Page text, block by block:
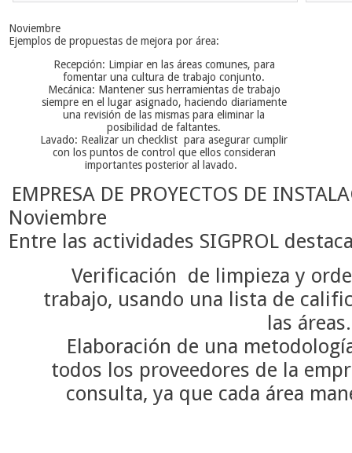
Noviembre
Ejemplos de propuestas de mejora por área:
Recepción: Limpiaren las áreas comunes, para
fomentar una cultura de trabajo conjunto.
Mecánica: Mantener sus herramientas de trabajo
siempre en el lugar asignado, haciendo diariamente
una revisión de las mismas para eliminar la
posibilidad de faltantes.
Lavado: Realizar un checklist para asegurar cumplir
con los puntos de control que ellos consideran
importantesposterior al lavado.
EMPRESA DE PROYECTOS DE
Noviembre
Entre las actividades SIGPROL
Verificación de limpieza y
trabajo, usando una lista de
las
Elaboración de una
todos los proveedores de la
consulta, ya que cada área